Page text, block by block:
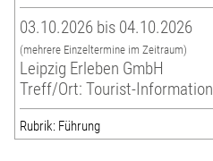
03.10.2026 bis 04.10.2026
(mehrere Einzeltermine im Zeitraum)
Leipzig Erleben GmbH
Treff/Ort: Tourist-Information
Rubrik: Führung